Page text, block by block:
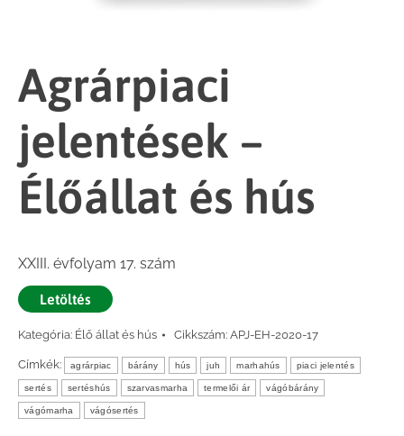
Agrárpiaci
jelentések –
Élőállat és hús
XXIII. évfolyam 17. szám
Letöltés
Kategória: Élő állat és hús Cikkszám: APJ-EH-2020-17
Címkék: agrárpiac bárány hús juh marhahús piaci jelentés
sertés sertéshús szarvasmarha termelői ár vágóbárány
vágómarha vágósertés